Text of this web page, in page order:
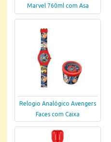
Marvel 760ml com Asa
Relogio Analógico Avengers
Faces com Caixa